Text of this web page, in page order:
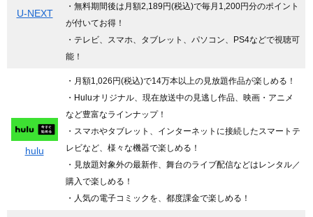
U-NEXT
・無料期間後は月額2,189円(税込)で毎月1,200円分のポイント
が付いてお得！
・テレビ、スマホ、タブレット、パソコン、PS4などで視聴可
能！
hulu
・月額1,026円(税込)で14万本以上の見放題作品が楽しめる！
・Huluオリジナル、現在放送中の見逃し作品、映画・アニメ
など豊富なラインナップ！
・スマホやタブレット、インターネットに接続したスマートテ
レビなど、様々な機器で楽しめる！
・見放題対象外の最新作、舞台のライブ配信などはレンタル／
購入で楽しめる！
・人気の電子コミックを、都度課金で楽しめる！